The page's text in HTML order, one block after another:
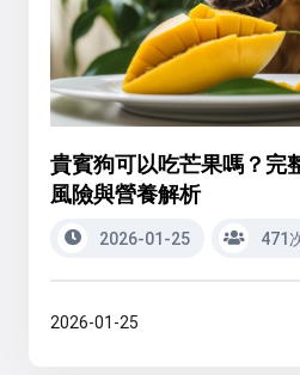
貴賓狗可以吃芒果嗎？完
風險與營養解析
2026-01-25 471
2026-01-25